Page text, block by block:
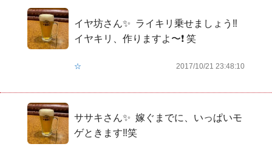
イヤ坊さん✨  ライキリ乗せましょう‼️
イヤキリ、作りますよ〜❗️ 笑
☆ 2017/10/21 23:48:10
ササキさん✨  嫁ぐまでに、いっぱいモ
ゲときます‼️笑